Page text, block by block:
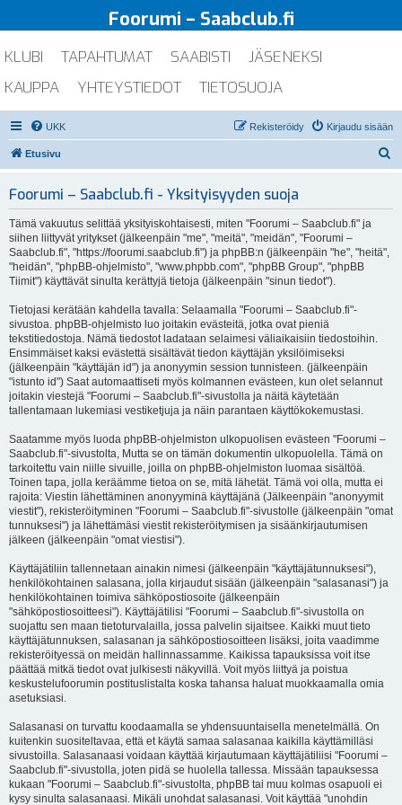
Foorumi – Saabclub.fi
KLUBI TAPAHTUMAT SAABISTI
JÄSENEKSI
KAUPPA
YHTEYSTIEDOT TIETOSUOJA
UKK Kirjaudu sisään
Rekisteröidy
Etusivu
Foorumi – Saabclub.fi - Yksityisyyden suoja
Tämä vakuutus selittää yksityiskohtaisesti, miten "Foorumi – Saabclub.fi" ja
siihen liittyvät yritykset (jälkeenpäin "me", "meitä", "meidän", "Foorumi –
Saabclub.fi", "https://foorumi.saabclub.fi") ja phpBB:n (jälkeenpäin "he", "heitä",
"heidän", "phpBB-ohjelmisto", "www.phpbb.com", "phpBB Group", "phpBB
Tiimit") käyttävät sinulta kerättyjä tietoja (jälkeenpäin "sinun tiedot").
Tietojasi kerätään kahdella tavalla: Selaamalla "Foorumi – Saabclub.fi"-
sivustoa. phpBB-ohjelmisto luo joitakin evästeitä, jotka ovat pieniä
tekstitiedostoja. Nämä tiedostot ladataan selaimesi väliaikaisiin tiedostoihin.
Ensimmäiset kaksi evästettä sisältävät tiedon käyttäjän yksilöimiseksi
(jälkeenpäin "käyttäjän id") ja anonyymin session tunnisteen. (jälkeenpäin
"istunto id") Saat automaattiseti myös kolmannen evästeen, kun olet selannut
joitakin viestejä "Foorumi – Saabclub.fi"-sivustolla ja näitä käytetään
tallentamaan lukemiasi vestiketjuja ja näin parantaen käyttökokemustasi.
Saatamme myös luoda phpBB-ohjelmiston ulkopuolisen evästeen "Foorumi –
Saabclub.fi"-sivustolta, Mutta se on tämän dokumentin ulkopuolella. Tämä on
tarkoitettu vain niille sivuille, joilla on phpBB-ohjelmiston luomaa sisältöä.
Toinen tapa, jolla keräämme tietoa on se, mitä lähetät. Tämä voi olla, mutta ei
rajoita: Viestin lähettäminen anonyyminä käyttäjänä (Jälkeenpäin "anonyymit
viestit"), rekisteröityminen "Foorumi – Saabclub.fi"-sivustolle (jälkeenpäin "omat
tunnuksesi") ja lähettämäsi viestit rekisteröitymisen ja sisäänkirjautumisen
jälkeen (jälkeenpäin "omat viestisi").
Käyttäjätiliin tallennetaan ainakin nimesi (jälkeenpäin "käyttäjätunnuksesi"),
henkilökohtainen salasana, jolla kirjaudut sisään (jälkeenpäin "salasanasi") ja
henkilökohtainen toimiva sähköpostiosoite (jälkeenpäin
"sähköpostiosoitteesi"). Käyttäjätilisi "Foorumi – Saabclub.fi"-sivustolla on
suojattu sen maan tietoturvalailla, jossa palvelin sijaitsee. Kaikki muut tieto
käyttäjätunnuksen, salasanan ja sähköpostiosoitteen lisäksi, joita vaadimme
rekisteröityessä on meidän hallinnassamme. Kaikissa tapauksissa voit itse
päättää mitkä tiedot ovat julkisesti näkyvillä. Voit myös liittyä ja poistua
keskustelufoorumin postituslistalta koska tahansa haluat muokkaamalla omia
asetuksiasi.
Salasanasi on turvattu koodaamalla se yhdensuuntaisella menetelmällä. On
kuitenkin suositeltavaa, että et käytä samaa salasanaa kaikilla käyttämilläsi
sivustoilla. Salasanaasi voidaan käyttää kirjautumaan käyttäjätiliisi "Foorumi –
Saabclub.fi"-sivustolla, joten pidä se huolella tallessa. Missään tapauksessa
kukaan "Foorumi – Saabclub.fi"-sivustolta, phpBB tai muu kolmas osapuoli ei
kysy sinulta salasanaasi. Mikäli unohdat salasanasi. Voit käyttää "unohdin